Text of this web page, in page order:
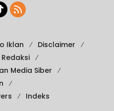
Iklan
Disclaimer
Media Siber
Indeks